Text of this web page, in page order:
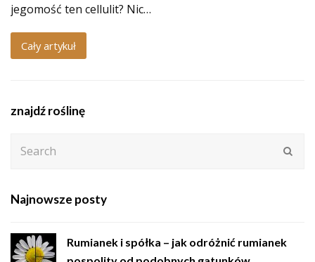
jegomość ten cellulit? Nic…
Cały artykuł
znajdź roślinę
Najnowsze posty
Rumianek i spółka – jak odróżnić rumianek